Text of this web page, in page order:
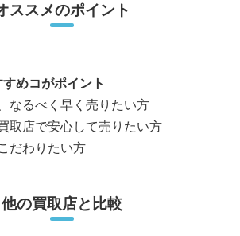
ススメのポイント
めコがポイント
なるべく早く売りたい方
取店で安心して売りたい方
だわりたい方
他の買取店と比較